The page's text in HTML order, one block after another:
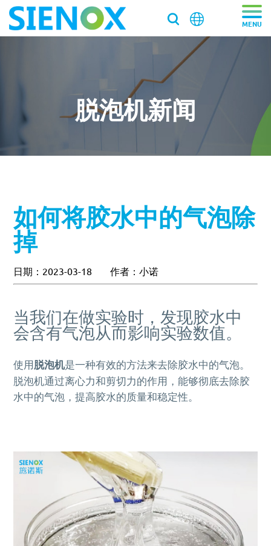
走近施诺斯
加入施诺斯
我们新鲜事
国际品牌三轴点胶机选择施诺斯配套
离心脱泡机的工作原理及作用
产品中心
离心脱泡机
实验室/科研机构小型静音离心除泡设备 SIE-C012
真空脱泡搅拌机SIE‑MIX1000plus
行星式脱泡机SIE‑MIX60 公转自转真空脱泡搅拌机
大容量真空脱泡搅拌机SIE‑MIX2000
MORE+
实验均质机
高速乳化均质机 实验室高速搅拌分散机
多工位球磨混料机 实验室球磨机
加压/真空脱泡机
真空脱泡机SIE-ZK300,适用于大多数胶水、油墨
电池浆料搅拌机
机
行星搅拌机 SIE-ME050 锂电池浆料搅拌脱泡机
电池浆料匀浆机 SIE‑GX500 高速搅拌分散机
相关配套辅品
全自动点胶机 精密点胶机设备
施诺斯小型定量分装机 多功能分装机 SIE-401
解决方案
粉末材料
胶水材料
医药凝胶材料搅拌脱泡解决方案
消费电子
银浆材料
胶水材料
高粘度胶水脱泡解决方案
MORE+
胶粘剂行业
膏体材料
工业大学涂膜材料脱泡解决方案
半导体/封装行业
液体材料
LED原材
新能源行业
电池浆料
银浆材料
LED原材
MORE+
化妆品原料
寄样测试
寄送样品进行工艺实验
专业实验室租借服务
脱泡机的作用是什么？
售后服务怎么样？
MORE+
资料下载
新闻资讯
新闻资讯
揭秘真空脱泡机如何进行胶水脱泡
两种比重相差较大的浆料搅拌
离心脱泡机：实验室与工厂的高效利器
行星式脱泡机的广泛应用领域
MORE+
联系我们020-87548184
保持联系
我们在哪
广州市黄埔区骏功路22号B栋4楼
脱泡机新闻
如何将胶水中的气泡除
掉
日期：2023-03-18 作者：小诺
当我们在做实验时，发现胶水中
会含有气泡从而影响实验数值。
使用脱泡机是一种有效的方法来去除胶水中的气泡。
脱泡机通过离心力和剪切力的作用，能够彻底去除胶
水中的气泡，提高胶水的质量和稳定性。